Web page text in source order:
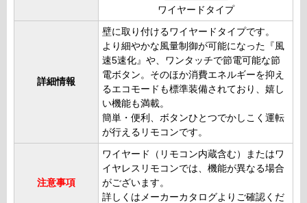
ワイヤードタイプ
詳細情報
壁に取り付けるワイヤードタイプです。
より細やかな風量制御が可能になった『風
速5速化』や、ワンタッチで節電可能な節
電ボタン。そのほか消費エネルギーを抑え
るエコモードも標準装備されており、嬉し
い機能も満載。
簡単・便利、ボタンひとつでかしこく運転
が行えるリモコンです。
注意事項
ワイヤード（リモコン内蔵含む）またはワ
イヤレスリモコンでは、機能が異なる場合
がございます。
詳しくはメーカーカタログよりご確認くだ